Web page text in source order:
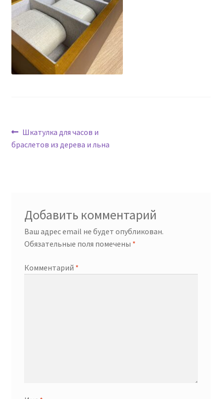
Навигация
по
Предыдущая
запись:
Шкатулка для часов и
браслетов из дерева и льна
Добавить комментарий
Ваш адрес email не будет опубликован.
Обязательные поля помечены *
Комментарий *